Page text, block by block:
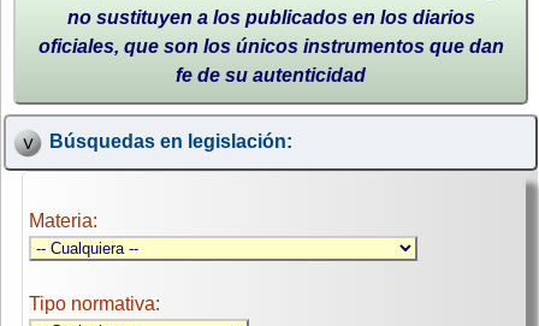
no sustituyen a los publicados en los diarios
oficiales, que son los únicos instrumentos que dan
fe de su autenticidad
Búsquedas en legislación:
Materia:
Tipo normativa: